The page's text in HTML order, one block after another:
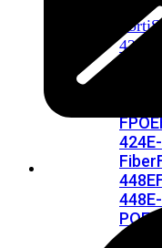
424E
FPOE
424E-
Fiber
448E
448E-
POE
448E-